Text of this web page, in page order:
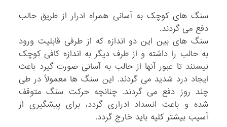
سنگ های کوچک به آسانی همراه ادرار از طریق حالب
دفع می گردند.
سنگ های بین این دو اندازه که از طرفی قابلیت ورود
به حالب را داشته و از طرف دیگر به اندازه کافی کوچک
نیستند تا عبور آنها از حالب به آسانی صورت گیرد باعث
ایجاد درد شدید می گردند. این سنگ ها معمولاً در طی
چند روز دفع می گردند. چنانچه حرکت سنگ متوقف
شده و باعث انسداد ادراری گردد، برای پیشگیری از
آسیب بیشتر کلیه باید خارج گردد.